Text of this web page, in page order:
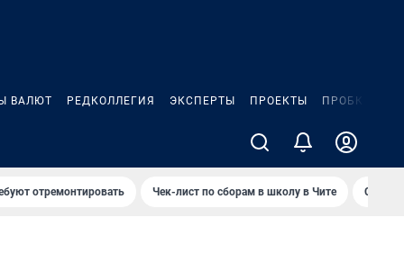
ВАЛЮТ РЕДКОЛЛЕГИЯ ЭКСПЕРТЫ ПРОЕКТЫ ПРОБКИ
отремонтировать Чек-лист по сборам в школу в Чите